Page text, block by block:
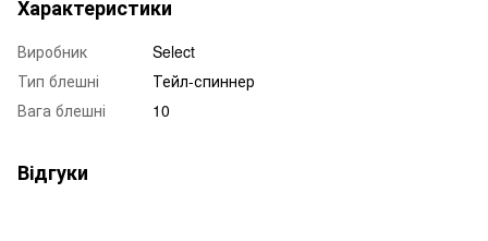
Характеристики
Виробник
Select
Тип блешні
Тейл-спиннер
Вага блешні
10
Відгуки